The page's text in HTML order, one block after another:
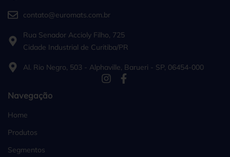
contato@euromats.com.br
Rua Senador Accioly Filho, 725
Cidade Industrial de Curitiba/PR
Al. Rio Negro, 503 - Alphaville, Barueri - SP, 06454-000
Navegação
Home
Produtos
Segmentos